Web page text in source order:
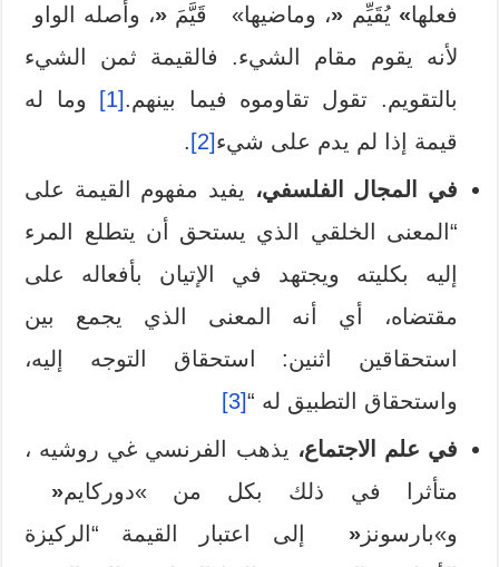
فعلها» يُقَيِّم «، وماضيها» قَيَّمَ «، وأصله الواو
لأنه يقوم مقام الشيء. فالقيمة ثمن الشيء
بالتقويم. تقول تقاوموه فيما بينهم.[1]
وما له
قيمة إذا لم يدم على شيء[2]
.
في المجال الفلسفي، يفيد مفهوم القيمة على
“المعنى الخلقي الذي يستحق أن يتطلع المرء
إليه بكليته ويجتهد في الإتيان بأفعاله على
مقتضاه، أي أنه المعنى الذي يجمع بين
استحقاقين اثنين: استحقاق التوجه إليه،
واستحقاق التطبيق له “[3]
في علم الاجتماع، يذهب الفرنسي غي روشيه ،
متأثرا في ذلك بكل من »دوركايم«
و»بارسونز«
إلى اعتبار القيمة “الركيزة